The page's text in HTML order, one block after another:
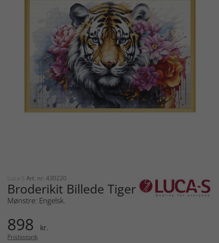
Luca-S Art. nr: 430220
Broderikit Billede Tiger
Mønstre: Engelsk.
898 kr.
Prishistorik